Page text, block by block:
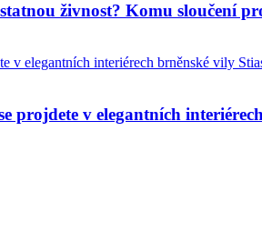
živnost? Komu sloučení
projdete v elegantních